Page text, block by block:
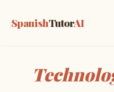
SpanishTutorAI